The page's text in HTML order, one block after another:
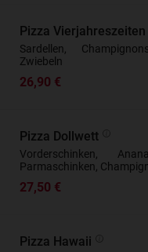
Pizza Vierjahreszeiten
Sardellen,
Zwiebeln
26,90 €
Pizza Dollwett
Vorderschinken,
Parmaschinken,
27,50 €
Pizza Hawaii